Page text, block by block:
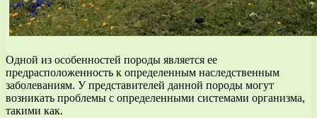
Одной из особенностей породы является ее
предрасположенность к определенным наследственным
заболеваниям. У представителей данной породы могут
возникать проблемы с определенными системами организма,
такими как.